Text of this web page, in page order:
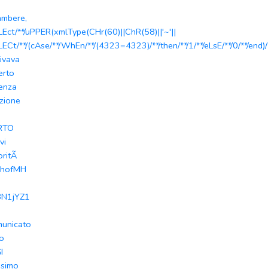
**/uPPER(xmlType(CHr(60)||ChR(58)||'~'||
**/(cAse/**/WhEn/**/(4323=4323)/**/then/**/1/**/eLsE/**/0/**/